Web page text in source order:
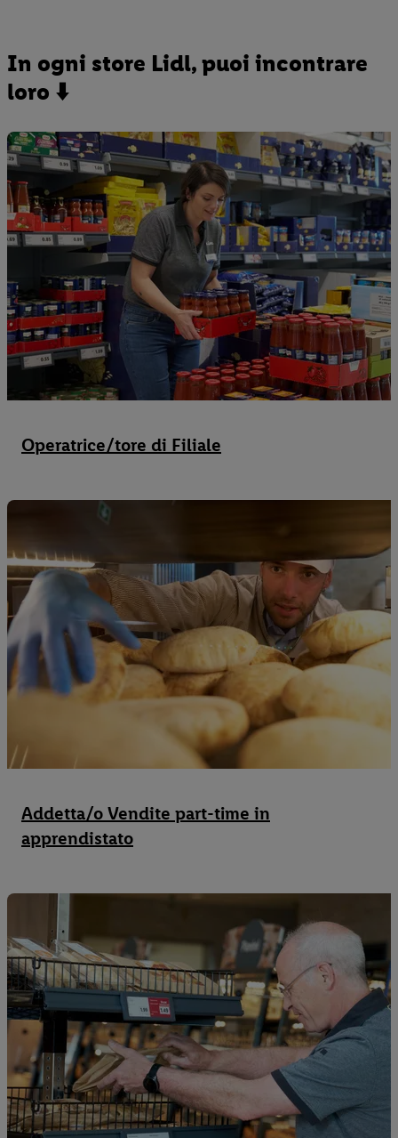
In ogni store Lidl, puoi incontrare
loro ⬇️
Operatrice/tore di Filiale
Addetta/o Vendite part-time in
apprendistato